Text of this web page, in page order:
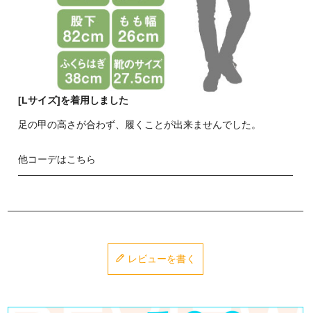
[Lサイズ]を着用しました
足の甲の高さが合わず、履くことが出来ませんでした。
他コーデはこちら
レビューを書く